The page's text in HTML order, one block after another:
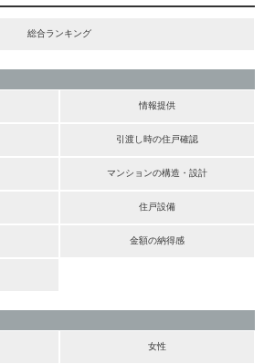
総合ランキング
情報提供
引渡し時の住戸確認
マンションの構造・設計
住戸設備
金額の納得感
女性